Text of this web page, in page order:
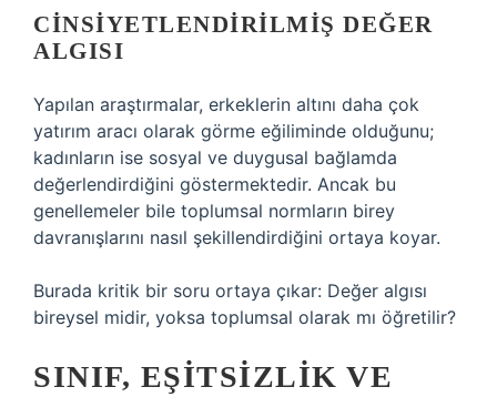
CINSIYETLENDIRILMIŞ DEĞER
ALGISI
Yapılan araştırmalar, erkeklerin altını daha çok
yatırım aracı olarak görme eğiliminde olduğunu;
kadınların ise sosyal ve duygusal bağlamda
değerlendirdiğini göstermektedir. Ancak bu
genellemeler bile toplumsal normların birey
davranışlarını nasıl şekillendirdiğini ortaya koyar.
Burada kritik bir soru ortaya çıkar: Değer algısı
bireysel midir, yoksa toplumsal olarak mı öğretilir?
SINIF, EŞITSIZLIK VE